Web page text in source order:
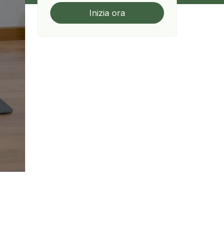
Inizia ora